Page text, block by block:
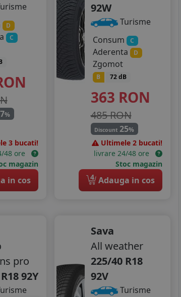
D
C
%
3 bucati!
48 ore
magazin
in cos
92W
Turisme
Consum
C
Aderenta D
Zgomot
B 72 dB
363 RON
485 RON
Discount 25%
Ultimele 2 bucati!
livrare 24/48 ore
Stoc magazin
4 Adauga in cos
pro
92Y
Sava
All weather
225/40 R18
92V
Turisme